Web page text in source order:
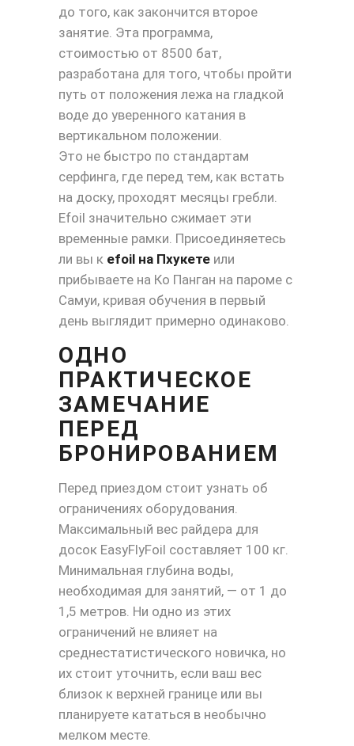
до того, как закончится второе
занятие. Эта программа,
стоимостью от 8500 бат,
разработана для того, чтобы пройти
путь от положения лежа на гладкой
воде до уверенного катания в
вертикальном положении.
Это не быстро по стандартам
серфинга, где перед тем, как встать
на доску, проходят месяцы гребли.
Efoil значительно сжимает эти
временные рамки. Присоединяетесь
ли вы к efoil на Пхукете или
прибываете на Ко Панган на пароме с
Самуи, кривая обучения в первый
день выглядит примерно одинаково.
ОДНО
ПРАКТИЧЕСКОЕ
ЗАМЕЧАНИЕ
ПЕРЕД
БРОНИРОВАНИЕМ
Перед приездом стоит узнать об
ограничениях оборудования.
Максимальный вес райдера для
досок EasyFlyFoil составляет 100 кг.
Минимальная глубина воды,
необходимая для занятий, — от 1 до
1,5 метров. Ни одно из этих
ограничений не влияет на
среднестатистического новичка, но
их стоит уточнить, если ваш вес
близок к верхней границе или вы
планируете кататься в необычно
мелком месте.